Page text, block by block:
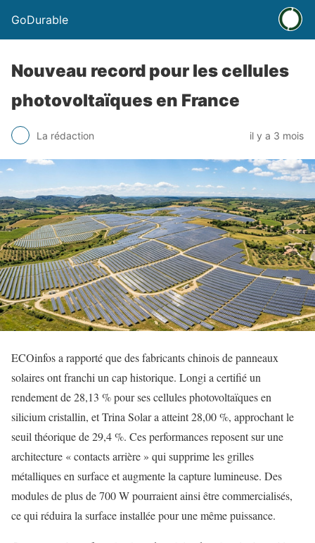
GoDurable
Nouveau record pour les cellules
photovoltaïques en France
La rédaction il y a 3 mois
ECOinfos a rapporté que des fabricants chinois de panneaux
solaires ont franchi un cap historique. Longi a certifié un
rendement de 28,13 % pour ses cellules photovoltaïques en
silicium cristallin, et Trina Solar a atteint 28,00 %, approchant le
seuil théorique de 29,4 %. Ces performances reposent sur une
architecture « contacts arrière » qui supprime les grilles
métalliques en surface et augmente la capture lumineuse. Des
modules de plus de 700 W pourraient ainsi être commercialisés,
ce qui réduira la surface installée pour une même puissance.